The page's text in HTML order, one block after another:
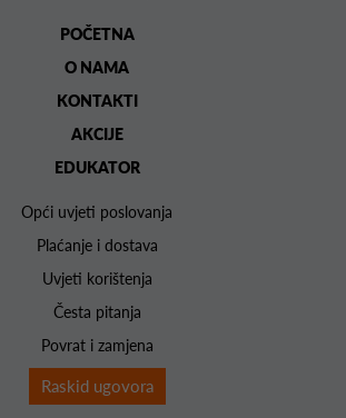
POČETNA
O NAMA
KONTAKTI
AKCIJE
EDUKATOR
Opći uvjeti poslovanja
Plaćanje i dostava
Uvjeti korištenja
Česta pitanja
Povrat i zamjena
Raskid ugovora